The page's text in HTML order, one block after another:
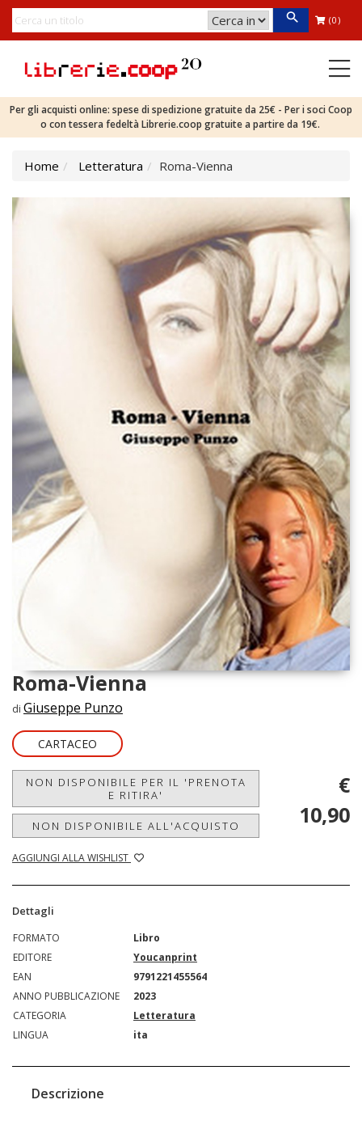
(0)
Per gli acquisti online: spese di spedizione gratuite da 25€ - Per i soci Coop
o con tessera fedeltà Librerie.coop gratuite a partire da 19€.
Home Letteratura Roma-Vienna
Roma-Vienna
di Giuseppe Punzo
CARTACEO
NON DISPONIBILE PER IL 'PRENOTA
E RITIRA'
NON DISPONIBILE ALL'ACQUISTO
AGGIUNGI ALLA WISHLIST
€
10,90
Dettagli
FORMATO
Libro
EDITORE
Youcanprint
EAN
9791221455564
ANNO PUBBLICAZIONE
2023
CATEGORIA
Letteratura
LINGUA
ita
Descrizione